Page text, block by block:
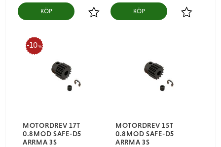
Lägg till i favoriter
KÖP
Lägg till i
KÖP
MOTORDREV 17T
0.8MOD SAFE-D5
ARRMA 3S
10 %
MOTORDREV 15T
0.8MOD SAFE-D5
ARRMA 3S